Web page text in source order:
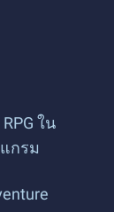
ใน
กรม